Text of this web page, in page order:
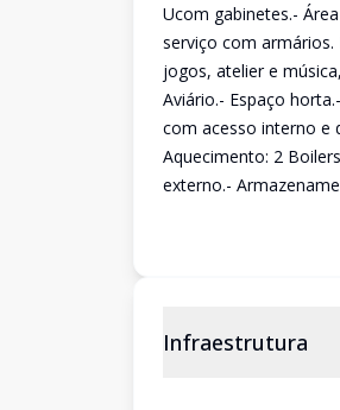
Ucom gabinetes.-
serviço com
jogos, atelier e
Aviário.- Espaço
com acesso interno e
Aquecimento: 2
externo.-
Infraestrutura